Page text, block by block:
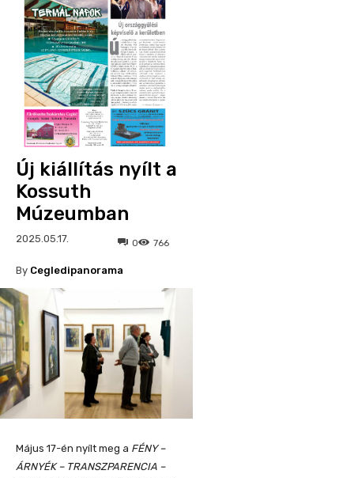
Új kiállítás nyílt a
Kossuth
Múzeumban
2025.05.17. 766
0
By Cegledipanorama
Május 17-én nyílt meg a FÉNY –
ÁRNYÉK – TRANSZPARENCIA –